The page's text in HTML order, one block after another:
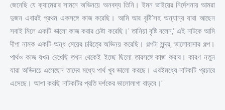
জেনেছি যে ক্যামেরার সামনে অভিনয়ে অনবদ্য তিনি। ইমন ভাইয়ের নির্দেশনায় আমরা
দুজন এবারই প্রথম একসঙ্গে কাজ করেছি। আমি আর বৃষ্টি’সহ অন্যান্য যারা আছেন
সবাই মিলে একটি ভালো কাজ করার চেষ্টা করেছি।’ তানিয়া বৃষ্টি বলেন,‘ এই নাটকে আমি
দীপা নামক একটি অন্ধ মেয়ের চরিত্রে অভিনয় করেছি। গল্পটা সুন্দর, ভালোবাসার গল্প।
পার্থও কাজ যখন দেখেছি তখন থেকেই ইচ্ছে ছিলো তারসঙ্গে কাজ করার। কারণ নতুন
যারা অভিনয়ে এসেছেন তাদের মধ্যে পার্থ খুব ভালো করছে। এরইমধ্যে নাটকটি প্রচারে
এসেছে। আশা করছি নাটকটির প্রতি দর্শকের ভালোলাগা বাড়বে।’